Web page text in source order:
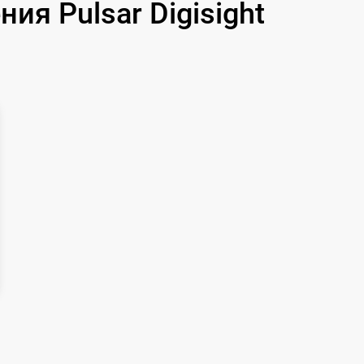
Pulsar Digisight